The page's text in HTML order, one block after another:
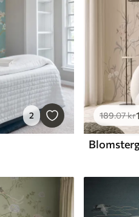
2 189.07kr